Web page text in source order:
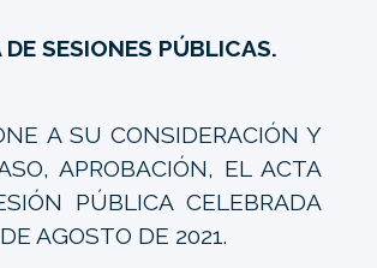
SESIONES PÚBLICAS.
A SU CONSIDERACIÓN Y
APROBACIÓN, EL ACTA
PÚBLICA CELEBRADA
AGOSTO DE 2021.